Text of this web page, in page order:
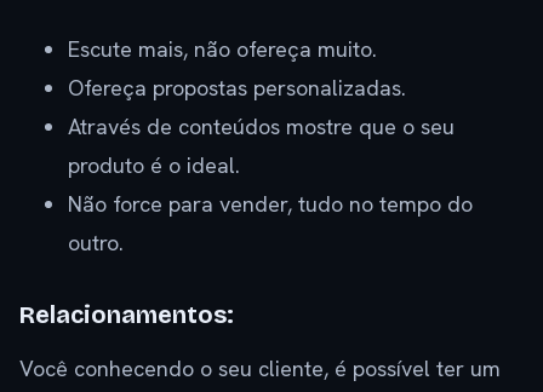
Escute mais, não ofereça muito.
Ofereça propostas personalizadas.
Através de conteúdos mostre que o seu
produto é o ideal.
Não force para vender, tudo no tempo do
outro.
Relacionamentos:
Você conhecendo o seu cliente, é possível ter um